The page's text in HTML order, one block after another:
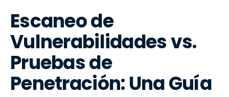
Escaneo de
Vulnerabilidades vs.
Pruebas de
Penetración: Una Guía